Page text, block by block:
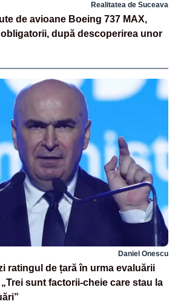
Realitatea de Suceava
de avioane Boeing 737 MAX,
după descoperirea unor
Daniel Onescu
ratingul de țară în urma evaluării
„Trei sunt factorii-cheie care stau la